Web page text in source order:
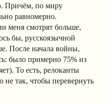
Причём, по миру
равномерно.
меня смотрят больше,
бы, русскоязычной
После начала войны,
было примерно 75% из
То есть, релоканты
так, чтобы перевернуть